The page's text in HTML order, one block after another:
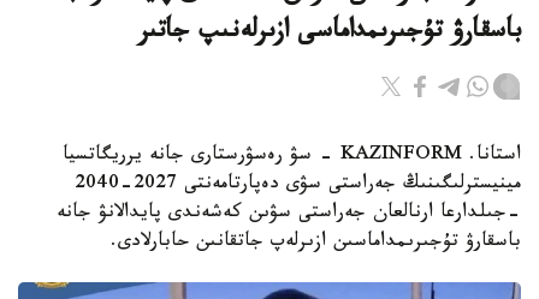
باسقارۋ تۇجىرىمداماسى ازىرلەنىپ جاتىر
استانا. KAZINFORM - سۋ رەسۋرستارى جانە يرريگاتسيا
مينيسترلىگىنىڭ جەراستى سۋى دەپارتامەنتى 2027-2040
-جىلدارعا ارنالعان جەراستى سۋىن كەشەندى پايدالانۋ جانە
باسقارۋ تۇجىرىمداماسىن ازىرلەپ جاتقانىن حابارلادى.